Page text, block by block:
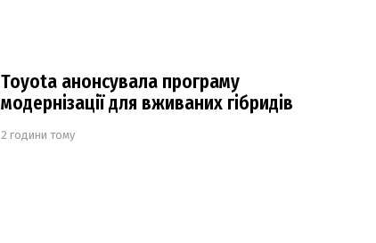
Toyota анонсувала програму
модернізації для вживаних гібридів
2 години тому